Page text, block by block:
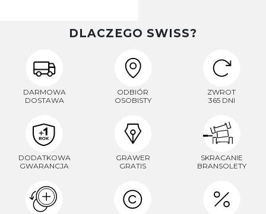
DLACZEGO SWISS?
DARMOWA
DOSTAWA
ODBIÓR
OSOBISTY
ZWROT
365 DNI
DODATKOWA
GWARANCJA
GRAWER
GRATIS
SKRACANIE
BRANSOLETY